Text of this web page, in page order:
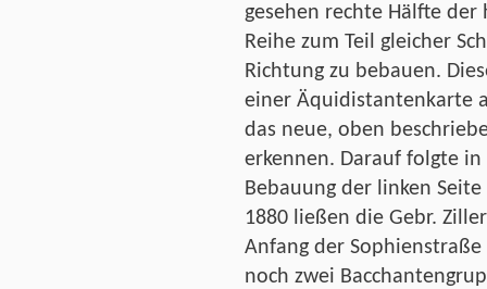
gesehen rechte Hälfte der
Reihe zum Teil gleicher
Richtung zu bebauen.
einer Äquidistantenkarte
das neue, oben
erkennen. Darauf folgte in
Bebauung der linken
1880 ließen die Gebr.
Anfang der
noch zwei